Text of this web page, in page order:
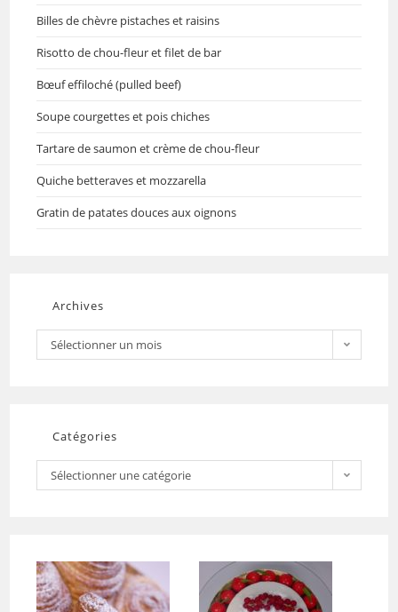
Billes de chèvre pistaches et raisins
Risotto de chou-fleur et filet de bar
Bœuf effiloché (pulled beef)
Soupe courgettes et pois chiches
Tartare de saumon et crème de chou-fleur
Quiche betteraves et mozzarella
Gratin de patates douces aux oignons
Archives
Sélectionner un mois
Catégories
Sélectionner une catégorie